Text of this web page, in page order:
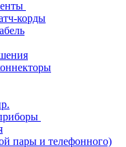
корды
пары и телефонного)